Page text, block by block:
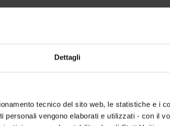
Dettagli
tecnico del sito web, le statistiche e i
personali vengono elaborati e utilizzati - con il